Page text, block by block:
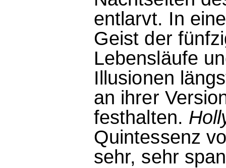
entlarvt. In
Geist der
Lebensläufe
Illusionen
an ihrer
festhalten.
Quintessenz
sehr, sehr